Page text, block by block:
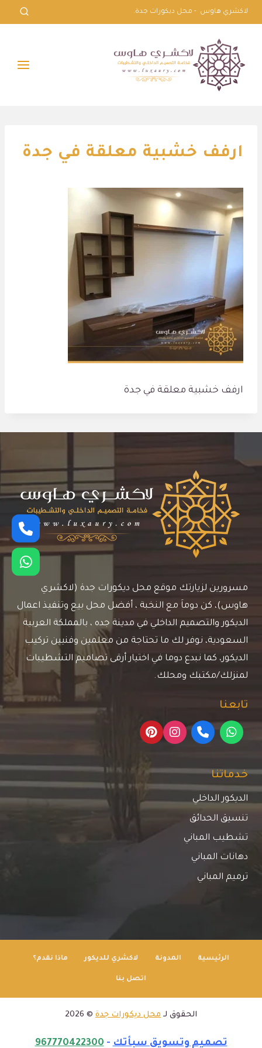
التجاوز
إلى
المحتوى
لاكشري هاوس - محل ديكورات جدة.
ارفف خشبية معلقة في جدة
ارفف خشبية معلقة في جدة
مسرورين لزيارتك موقع محل ديكورات جدة (لاكشري
هاوس)، كن دوماَ مع النخبة ، أفضل محل بيع وتنفيذ اعمال
الديكور والتصميم الداخلي في مدينة جده ، بالمملكة العربية
السعودية، نوفر لك ما تحتاجة من معلمين وفنيين تركيب
الديكور، كما نبدع دوما في اختيار أرقى تصاميم التشطيبات
لمنزلك/مكتبك ومحلك.
تابعنا
خدماتنا
الديكور الداخلي
تنسيق الحدائق
تشطيب المباني
دهانات المباني
ترميم المباني
الرئيسية المدونة لاكشري للديكور ماذا نقدم؟
اتصل بنا
الحقوق لـ محل ديكورات جدة © 2026
تصميم وتسويق سبأتك-
967770422300